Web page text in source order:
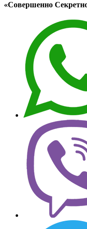
«Совершенно